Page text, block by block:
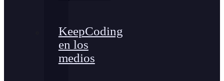
KeepCoding
en los
medios